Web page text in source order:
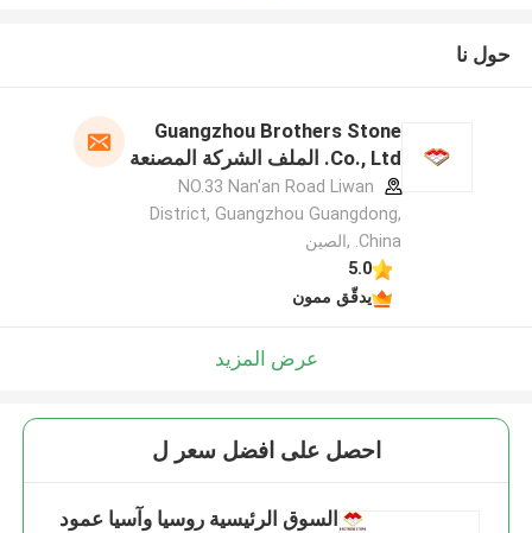
حول نا
Guangzhou Brothers Stone
Co., Ltd. الملف الشركة المصنعة
NO.33 Nan'an Road Liwan
District, Guangzhou Guangdong,
China. ,الصين
5.0
يدقّق ممون
عرض المزيد
احصل على افضل سعر ل
السوق الرئيسية روسيا وآسيا عمود